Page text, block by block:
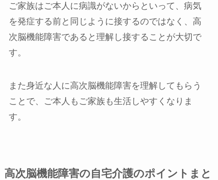
ご家族はご本人に病識がないからといって、病気
を発症する前と同じように接するのではなく、高
次脳機能障害であると理解し接することが大切で
す。
また身近な人に高次脳機能障害を理解してもらう
ことで、ご本人もご家族も生活しやすくなりま
す。
高次脳機能障害の自宅介護のポイントまと